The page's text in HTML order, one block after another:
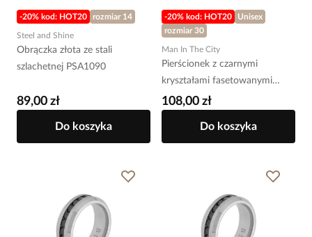
-20% kod: HOT20 rozmiar 14
Steel and Shine
Obrączka złota ze stali
szlachetnej PSA1090
89,00 zł
Do koszyka
-20% kod: HOT20
Unisex
rozmiar 30
Man In The City
Pierścionek z czarnymi
kryształami fasetowanymi
srebrny PMITC0182
108,00 zł
Do koszyka